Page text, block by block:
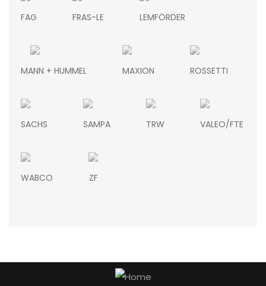
FAG FRAS-LE LEMFÖRDER
MANN + HUMMEL MAXION ROSSETTI
SACHS SAMPA TRW VALEO/FTE
WABCO ZF